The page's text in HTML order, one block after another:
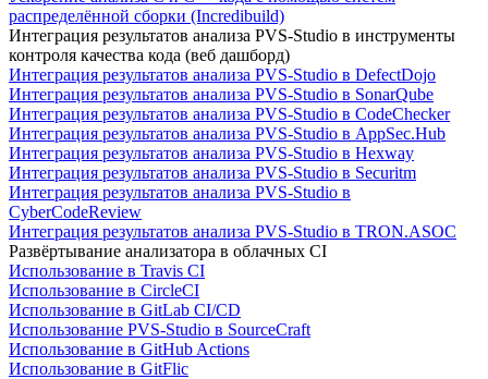
распределённой сборки (Incredibuild)
Интеграция результатов анализа PVS-Studio в инструменты
контроля качества кода (веб дашборд)
Интеграция результатов анализа PVS-Studio в DefectDojo
Интеграция результатов анализа PVS-Studio в SonarQube
Интеграция результатов анализа PVS-Studio в CodeChecker
Интеграция результатов анализа PVS-Studio в AppSec.Hub
Интеграция результатов анализа PVS-Studio в Hexway
Интеграция результатов анализа PVS-Studio в Securitm
Интеграция результатов анализа PVS-Studio в
CyberCodeReview
Интеграция результатов анализа PVS-Studio в TRON.ASOC
Развёртывание анализатора в облачных CI
Использование в Travis CI
Использование в CircleCI
Использование в GitLab CI/CD
Использование PVS-Studio в SourceCraft
Использование в GitHub Actions
Использование в GitFlic